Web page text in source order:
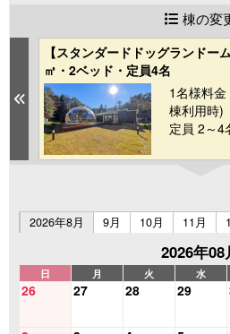
棟の変
Previous
【スタンダードドッグランドー
㎡・2ベッド・定員4名
1名様料金
棟利用時)
定員 2～4
2026年8月
9月 10月 11月
2026年08
日 月 火 水
26 27 28 29